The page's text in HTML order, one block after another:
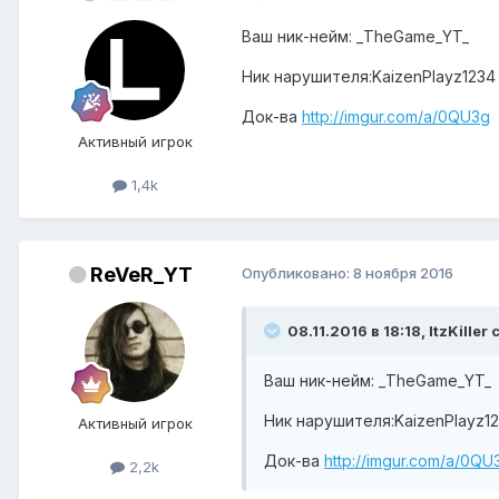
Активный игрок
1,4k
Ваш ник-нейм: _TheGame_YT_
Ник нарушителя:KaizenPlayz1234
Док-ва http://imgur.com/a/0QU3g
ReVeR_YT
Активный игрок
2,2k
Опубликовано: 8 ноября 2016
08.11.2016 в 18:18, ItzKiller
Ваш ник-нейм: _TheGame_YT_
Ник
Док-ва http://imgur.com/a/